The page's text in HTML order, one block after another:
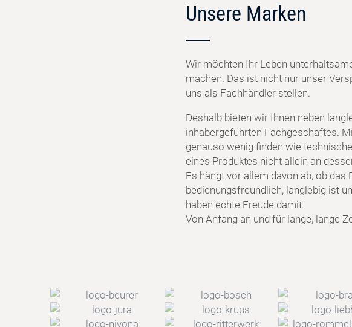
Unsere Marken
Wir möchten Ihr Leben
machen. Das ist nicht nur unser
uns als Fachhändler stellen.
Deshalb bieten wir Ihnen neben
inhabergeführten Fachgeschäftes.
genauso wenig finden wie
eines Produktes nicht allein an
Es hängt vor allem davon ab, ob
bedienungsfreundlich, langlebig ist
haben echte Freude damit.
Von Anfang an und für lange, lange